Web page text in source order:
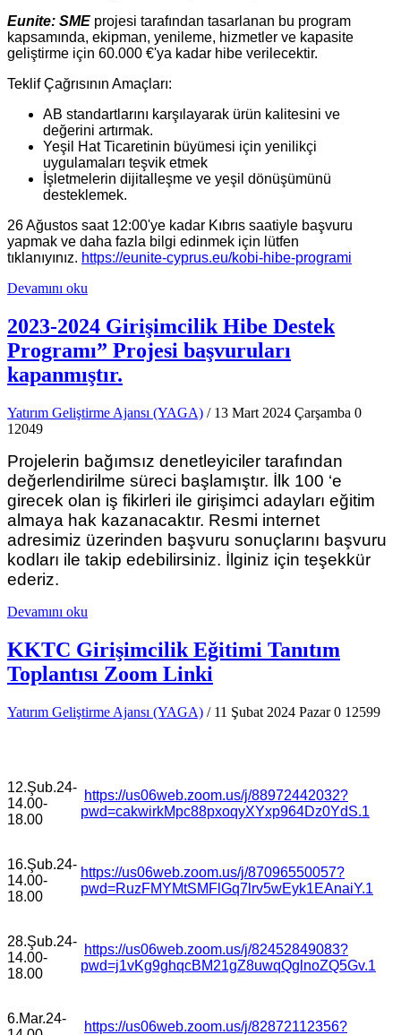
Eunite: SME projesi tarafından tasarlanan bu program
kapsamında, ekipman, yenileme, hizmetler ve kapasite
geliştirme için 60.000 €'ya kadar hibe verilecektir.
Teklif Çağrısının Amaçları:
AB standartlarını karşılayarak ürün kalitesini ve
değerini artırmak.
Yeşil Hat Ticaretinin büyümesi için yenilikçi
uygulamaları teşvik etmek
İşletmelerin dijitalleşme ve yeşil dönüşümünü
desteklemek.
26 Ağustos saat 12:00'ye kadar Kıbrıs saatiyle başvuru
yapmak ve daha fazla bilgi edinmek için lütfen
tıklanıyınız. https://eunite-cyprus.eu/kobi-hibe-programi
Devamını oku
2023-2024 Girişimcilik Hibe Destek
Programı” Projesi başvuruları
kapanmıştır.
Yatırım Geliştirme Ajansı (YAGA) / 13 Mart 2024 Çarşamba 0
12049
Projelerin bağımsız denetleyiciler tarafından
değerlendirilme süreci başlamıştır. İlk 100 ‘e
girecek olan iş fikirleri ile girişimci adayları eğitim
almaya hak kazanacaktır. Resmi internet
adresimiz üzerinden başvuru sonuçlarını başvuru
kodları ile takip edebilirsiniz. İlginiz için teşekkür
ederiz.
Devamını oku
KKTC Girişimcilik Eğitimi Tanıtım
Toplantısı Zoom Linki
Yatırım Geliştirme Ajansı (YAGA) / 11 Şubat 2024 Pazar 0 12599
12.Şub.24-
14.00-
18.00
https://us06web.zoom.us/j/88972442032?
pwd=cakwirkMpc88pxoqyXYxp964Dz0YdS.1
16.Şub.24-
14.00-
18.00
https://us06web.zoom.us/j/87096550057?
pwd=RuzFMYMtSMFlGq7lrv5wEyk1EAnaiY.1
28.Şub.24-
14.00-
18.00
https://us06web.zoom.us/j/82452849083?
pwd=j1vKg9ghqcBM21gZ8uwqQglnoZQ5Gv.1
6.Mar.24-
https://us06web.zoom.us/j/82872112356?